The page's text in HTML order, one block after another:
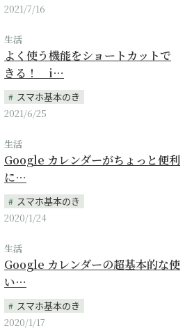
2021/7/16
生活
よく使う機能をショートカットで
きる！ i…
スマホ基本のき
2021/6/25
生活
Google カレンダーがちょっと便利
に…
スマホ基本のき
2020/1/24
生活
Google カレンダーの超基本的な使
い…
スマホ基本のき
2020/1/17